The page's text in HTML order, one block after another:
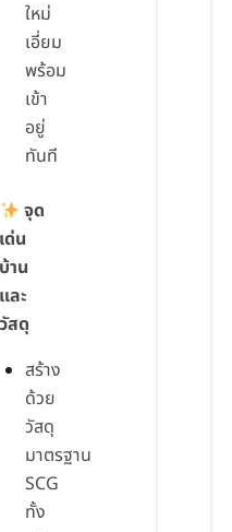
ใหม่
เอี่ยม
พร้อม
เข้า
อยู่
ทันที
จุด
เด่น
บ้าน
และ
วัสดุ
สร้าง
ด้วย
วัสดุ
มาตรฐาน
SCG
ทั้ง